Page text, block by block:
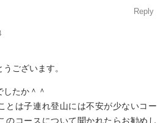
Reply
ございます。
たか＾＾
とは子連れ登山には不安が少ないコー
のコースについて聞かれたらお勧めし